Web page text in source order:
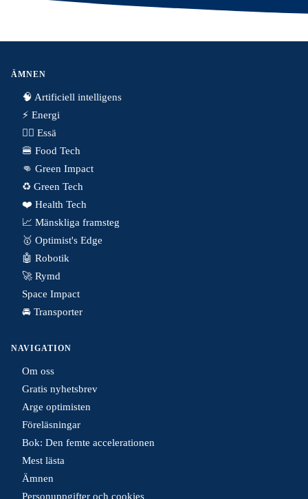
ÄMNEN
🧠 Artificiell intelligens
⚡️ Energi
✍🏼 Essä
🍔 Food Tech
👊 Green Impact
♻️ Green Tech
❤️ Health Tech
📈 Mänskliga framsteg
🥇 Optimist's Edge
🤖 Robotik
🚀 Rymd
Space Impact
🚘 Transporter
NAVIGATION
Om oss
Gratis nyhetsbrev
Arge optimisten
Föreläsningar
Bok: Den femte accelerationen
Mest lästa
Ämnen
Personuppgifter och cookies